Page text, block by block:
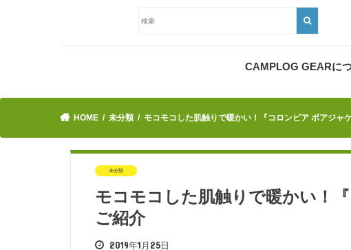
CAMPLOG GEARに
HOME 未分類 モコモコした肌触りで暖かい！『コロンビア ボアジャ
未分類
モコモコした肌触りで暖かい！
ご紹介
2019年1月25日